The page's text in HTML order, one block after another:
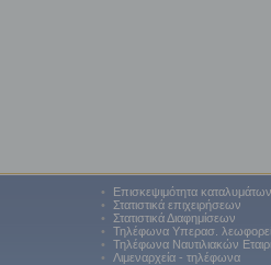
•
Επισκεψιμότητα καταλυμάτων
•
Στατιστικά επιχειρήσεων
•
Στατιστικά Διαφημίσεων
•
Τηλέφωνα Υπερασ.
•
Τηλέφωνα Ναυτιλιακών
•
Λιμεναρχεία - τηλέφωνα